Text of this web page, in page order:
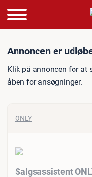
Annoncen er
Klik på annoncen for at
åben for ansøgninger.
ONLY
Salgsassistent